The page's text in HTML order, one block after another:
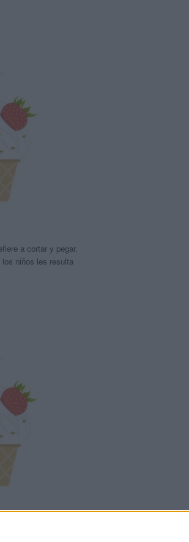
a cortar y pegar.
niños les resulta